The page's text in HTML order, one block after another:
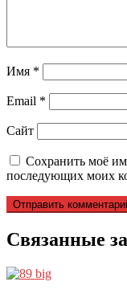
Имя *
Email *
Сайт
Сохранить моё
последующих моих
Связанные